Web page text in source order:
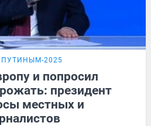
ПУТИНЫМ-2025
и попросил
президент
местных и